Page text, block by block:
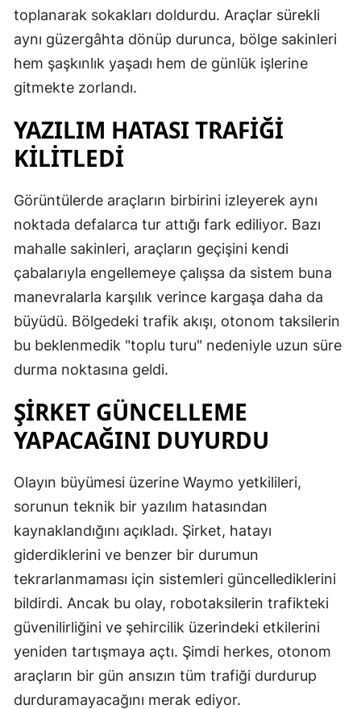
toplanarak sokakları doldurdu. Araçlar sürekli
aynı güzergâhta dönüp durunca, bölge sakinleri
hem şaşkınlık yaşadı hem de günlük işlerine
gitmekte zorlandı.
YAZILIM HATASI TRAFİĞİ
KİLİTLEDİ
Görüntülerde araçların birbirini izleyerek aynı
noktada defalarca tur attığı fark ediliyor. Bazı
mahalle sakinleri, araçların geçişini kendi
çabalarıyla engellemeye çalışsa da sistem buna
manevralarla karşılık verince kargaşa daha da
büyüdü. Bölgedeki trafik akışı, otonom taksilerin
bu beklenmedik "toplu turu" nedeniyle uzun süre
durma noktasına geldi.
ŞİRKET GÜNCELLEME
YAPACAĞINI DUYURDU
Olayın büyümesi üzerine Waymo yetkilileri,
sorunun teknik bir yazılım hatasından
kaynaklandığını açıkladı. Şirket, hatayı
giderdiklerini ve benzer bir durumun
tekrarlanmaması için sistemleri güncellediklerini
bildirdi. Ancak bu olay, robotaksilerin trafikteki
güvenilirliğini ve şehircilik üzerindeki etkilerini
yeniden tartışmaya açtı. Şimdi herkes, otonom
araçların bir gün ansızın tüm trafiği durdurup
durduramayacağını merak ediyor.